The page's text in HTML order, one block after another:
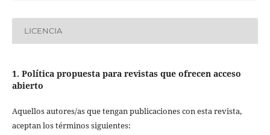
LICENCIA
1. Política propuesta para revistas que ofrecen acceso
abierto
Aquellos autores/as que tengan publicaciones con esta revista,
aceptan los términos siguientes: